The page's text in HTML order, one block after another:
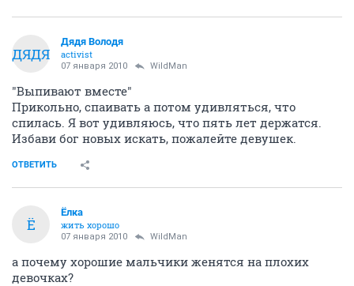
ДЯДЯ
Дядя Володя
activist
07 января 2010 WildMan
"Выпивают вместе"
Прикольно, спаивать а потом удивляться, что
спилась. Я вот удивляюсь, что пять лет держатся.
Избави бог новых искать, пожалейте девушек.
ОТВЕТИТЬ
Ё
Ёлка
жить хорошо
07 января 2010 WildMan
а почему хорошие мальчики женятся на плохих
девочках?